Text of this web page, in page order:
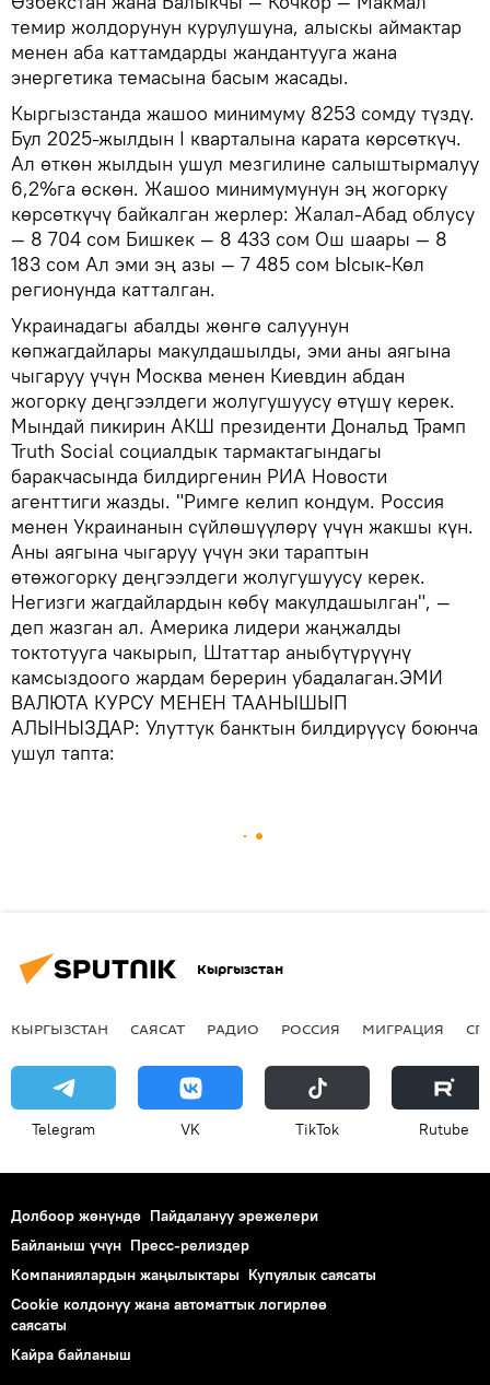
темир жолдорунун курулушуна, алыскы аймактар
менен аба каттамдарды жандантууга жана
энергетика темасына басым жасады.
Кыргызстанда жашоо минимуму 8253 сомду түздү.
Бул 2025-жылдын I кварталына карата көрсөткүч.
Ал өткөн жылдын ушул мезгилине салыштырмалуу
6,2%га өскөн. Жашоо минимумунун эң жогорку
көрсөткүчү байкалган жерлер: Жалал-Абад облусу
— 8 704 сом Бишкек — 8 433 сом Ош шаары — 8
183 сом Ал эми эң азы — 7 485 сом Ысык-Көл
регионунда катталган.
Украинадагы абалды жөнгө салуунун
көпжагдайлары макулдашылды, эми аны аягына
чыгаруу үчүн Москва менен Киевдин абдан
жогорку деңгээлдеги жолугушуусу өтүшү керек.
Мындай пикирин АКШ президенти Дональд Трамп
Truth Social социалдык тармактагындагы
баракчасында билдиргенин РИА Новости
агенттиги жазды. "Римге келип кондум. Россия
менен Украинанын сүйлөшүүлөрү үчүн жакшы күн.
Аны аягына чыгаруу үчүн эки тараптын
өтөжогорку деңгээлдеги жолугушуусу керек.
Негизги жагдайлардын көбү макулдашылган", —
деп жазган ал. Америка лидери жаңжалды
токтотууга чакырып, Штаттар аныбүтүрүүнү
камсыздоого жардам берерин убадалаган.ЭМИ
ВАЛЮТА КУРСУ МЕНЕН ТААНЫШЫП
АЛЫНЫЗДАР: Улуттук банктын билдирүүсү боюнча
ушул тапта:
Кыргызстан
КЫРГЫЗСТАН САЯСАТ РАДИО РОССИЯ МИГРАЦИЯ
Telegram VK ТikТоk Rutube
Долбоор жөнүндө Пайдалануу эрежелери
Байланыш үчүн Пресс-релиздер
Компаниялардын жаңылыктары Купуялык саясаты
Cookie колдонуу жана автоматтык логирлөө
саясаты
Кайра байланыш